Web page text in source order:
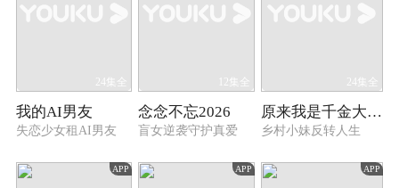
24集全
我的AI男友
失恋少女租AI男友
12集全
念念不忘2026
盲女逆袭守护真爱
24集全
原来我是千金大小姐
乡村小妹反转人生
APP APP APP